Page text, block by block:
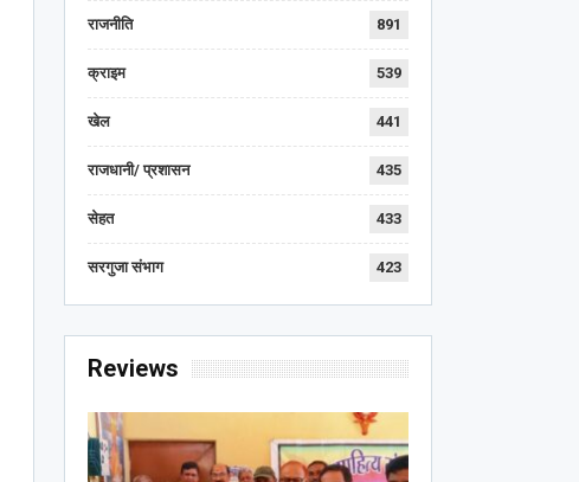
राजनीति 891
क्राइम 539
खेल 441
राजधानी/ प्रशासन 435
सेहत 433
सरगुजा संभाग 423
Reviews